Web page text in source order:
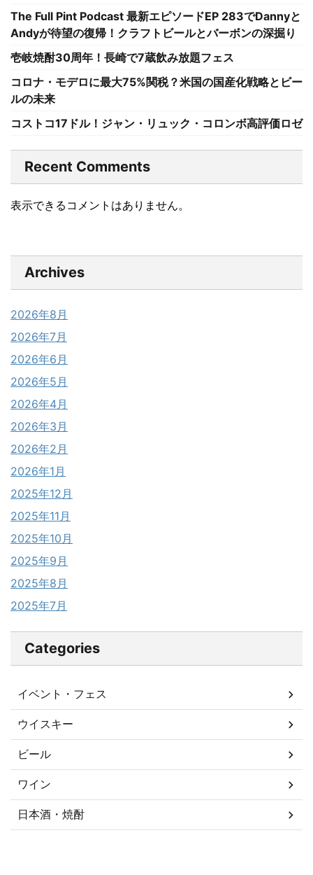
The Full Pint Podcast 最新エピソードEP 283でDannyと
Andyが待望の復帰！クラフトビールとバーボンの深掘り
壱岐焼酎30周年！長崎で7蔵飲み放題フェス
コロナ・モデロに最大75%関税？米国の国産化戦略とビー
ルの未来
コストコ17ドル！ジャン・リュック・コロンボ高評価ロゼ
Recent Comments
表示できるコメントはありません。
Archives
2026年8月
2026年7月
2026年6月
2026年5月
2026年4月
2026年3月
2026年2月
2026年1月
2025年12月
2025年11月
2025年10月
2025年9月
2025年8月
2025年7月
Categories
イベント・フェス
ウイスキー
ビール
ワイン
日本酒・焼酎